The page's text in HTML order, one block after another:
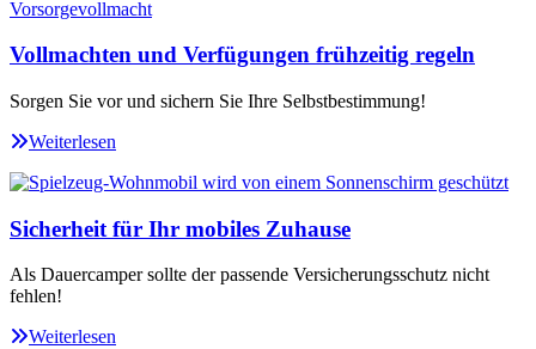
Vollmachten und Verfügungen frühzeitig regeln
Sorgen Sie vor und sichern Sie Ihre Selbstbestimmung!
Weiterlesen
Sicherheit für Ihr mobiles Zuhause
Als Dauercamper sollte der passende Versicherungsschutz nicht
fehlen!
Weiterlesen